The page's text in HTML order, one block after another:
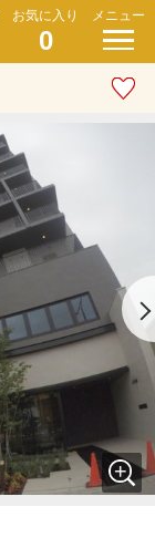
お気に入り
0
メニュー